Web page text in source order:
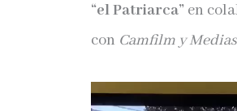
“el Patriarca” en
con Camfilm y